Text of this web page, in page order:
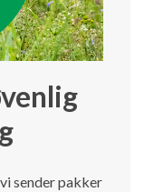
sender pakker